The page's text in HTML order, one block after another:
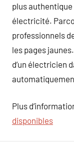
plus
électricité.
professionnels
les pages
d’un électricien
Plus
disponibles